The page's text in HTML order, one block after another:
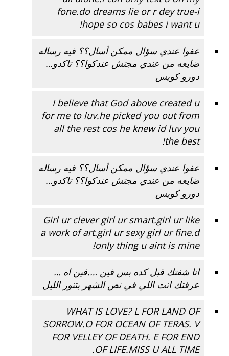
fone.do dreams lie or r dey true-i
hope so cos babes i want u!
عفوا عندي سؤال ممكن أسال؟؟ فيه رساله
ضايعه من عندي مجتش عندكوا؟؟ تاكدو…
دورو كويس
I believe that God above created u
for me to luv.he picked you out from
all the rest cos he knew id luv you
the best!
عفوا عندي سؤال ممكن أسال؟؟ فيه رساله
ضايعه من عندي مجتش عندكوا؟؟ تاكدو…
دورو كويس
Girl ur clever girl ur smart.girl ur like
a work of art.girl ur sexy girl ur fine.d
only thing u aint is mine!
انا شفتك قبل كده بس فين ….فين اه …
عرفتك انت اللي في نص الشهر بتنور الليل
WHAT IS LOVE? L FOR LAND OF
SORROW.O FOR OCEAN OF TERAS. V
FOR VELLEY OF DEATH. E FOR END
OF LIFE.MISS U ALL TIME.